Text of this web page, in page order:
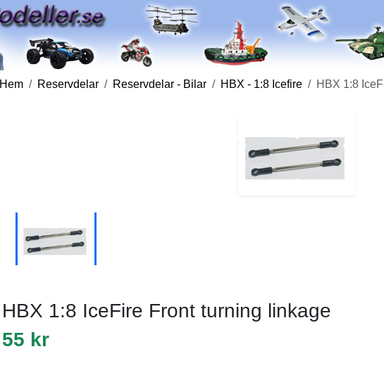
Hem Reservdelar Reservdelar - Bilar HBX - 1:8 Icefire HBX 1:8
HBX 1:8 IceFire Front turning linkage
55 kr